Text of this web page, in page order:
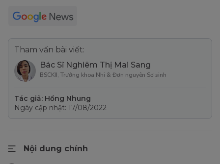
Tham vấn bài viết:
Bác Sĩ Nghiêm Thị Mai Sang
BSCKII, Trưởng khoa Nhi & Đơn nguyên Sơ sinh
Tác giả: Hồng Nhung
Ngày cập nhật: 17/08/2022
Nội dung chính